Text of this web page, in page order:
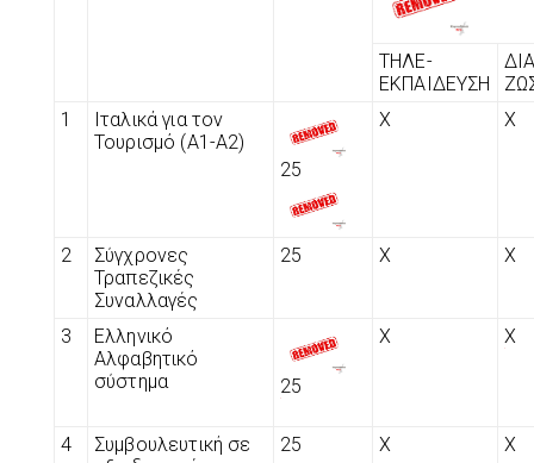
ΤΗΛΕ-
ΕΚΠΑΙΔΕΥΣΗ
1
Ιταλικά για τον
Τουρισμό (Α1-Α2)
25
Χ Χ
2
Σύγχρονες
Τραπεζικές
Συναλλαγές
25 Χ Χ
3
Ελληνικό
Αλφαβητικό
σύστημα
25
Χ Χ
4
Συμβουλευτική σε
25 Χ Χ